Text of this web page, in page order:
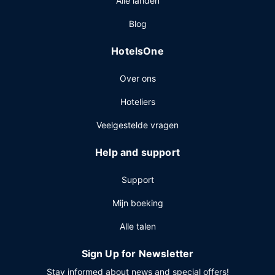
werkdagen wordt er tegen betaling een uitgebreid ontbijt
is dit beschikbaar van 07.00 uur tot 11.00 uur.
gratis kranten in de lobby en een stomerij/wasserijservice.
Dit hotel beschikt over 38 vergaderruimtes. Ter
plaatse heb je parkeerplaatsen.
Blog
HotelsOne
Over ons
Hoteliers
Veelgestelde vragen
Help and support
Support
Mijn boeking
Alle talen
Sign Up for Newsletter
Stay informed about news and special offers!